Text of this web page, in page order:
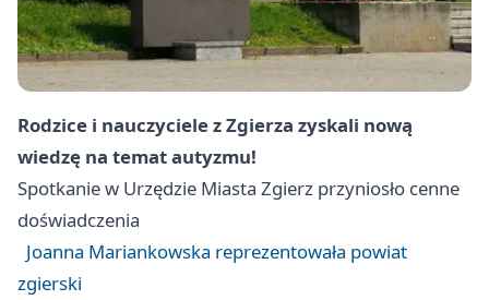
Rodzice i nauczyciele z Zgierza zyskali nową
wiedzę na temat autyzmu!
Spotkanie w Urzędzie Miasta Zgierz przyniosło cenne
doświadczenia
Joanna Mariankowska reprezentowała powiat
zgierski